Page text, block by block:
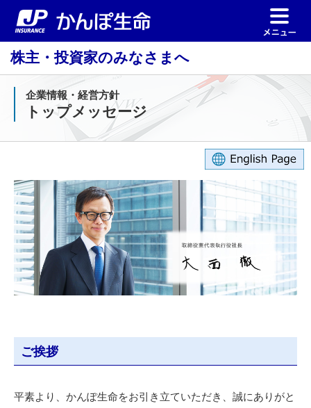
株主・投資家のみなさまへ
企業情報・経営方針
トップメッセージ
ご挨拶
平素より、かんぽ生命をお引き立ていただき、誠にありがと